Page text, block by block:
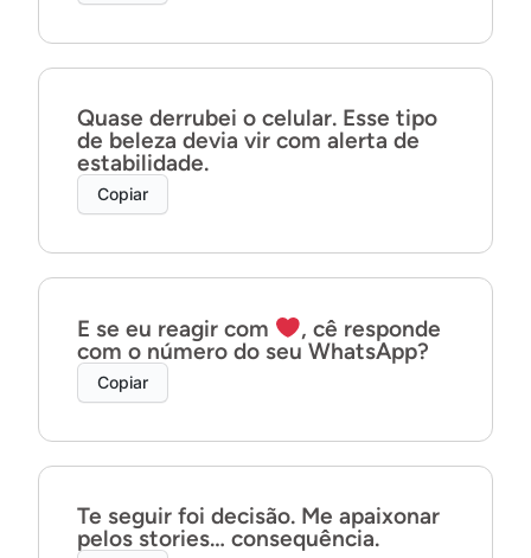
Quase derrubei o celular. Esse tipo
de beleza devia vir com alerta de
estabilidade.
Copiar
E se eu reagir com
, cê responde
com o número do seu WhatsApp?
Copiar
Te seguir foi decisão. Me apaixonar
pelos stories… consequência.